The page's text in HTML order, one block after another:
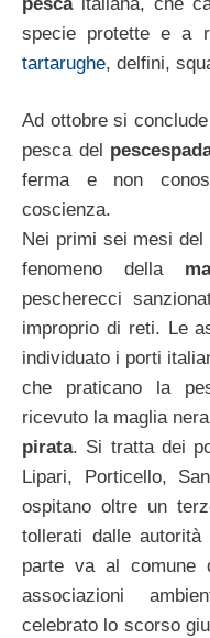
specie protette e a
tartarughe, delfini,
Ad ottobre si
pesca del
ferma e non
coscienza.
Nei primi sei mesi del
fenomeno della
pescherecci
improprio di reti. Le
individuato i porti
che praticano la
ricevuto la maglia
pirata. Si tratta dei
Lipari, Porticello,
ospitano oltre un
tollerati dalle
parte va al comune
associazioni
celebrato lo scorso